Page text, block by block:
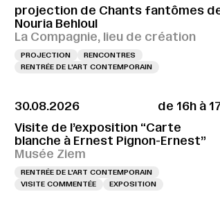
projection de Chants fantômes
Nouria Behloul
La Compagnie, lieu de création
PROJECTION
RENCONTRES
RENTRÉE DE L'ART CONTEMPORAIN
30.08.2026
de 16h à
Visite de l’exposition “Carte
blanche à Ernest Pignon-Ernest”
Musée Ziem
RENTRÉE DE L'ART CONTEMPORAIN
VISITE COMMENTÉE
EXPOSITION